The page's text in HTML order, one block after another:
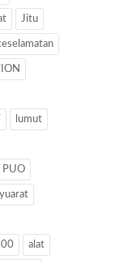
Jitu
lumut
PUO
alat